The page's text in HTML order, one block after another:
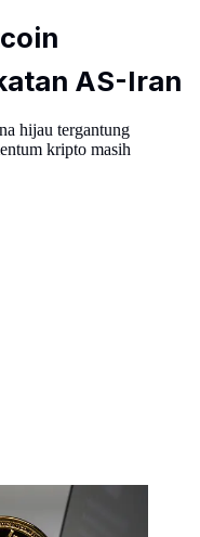
AS-Iran
hijau tergantung
kripto masih